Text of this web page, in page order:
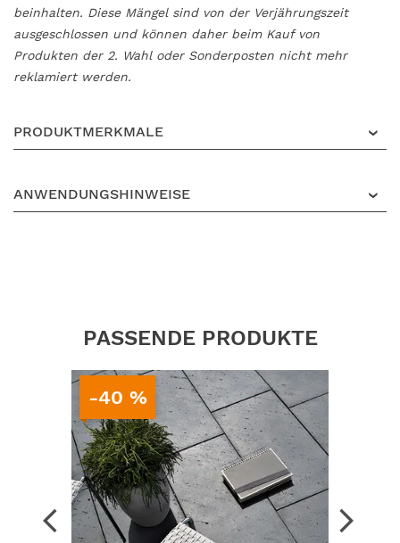
beinhalten. Diese Mängel sind von der Verjährungszeit
ausgeschlossen und können daher beim Kauf von
Produkten der 2. Wahl oder Sonderposten nicht mehr
reklamiert werden.
PRODUKTMERKMALE
ANWENDUNGSHINWEISE
PASSENDE PRODUKTE
arrow_back_ios
-40 %
arrow_forward_ios